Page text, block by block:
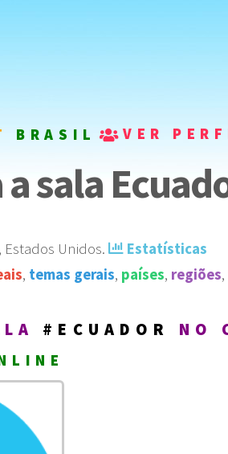
BRASIL VER
sala
Estados Unidos️.
Estatísticas
, temas gerais, países, regiões,
#ECUADOR NO